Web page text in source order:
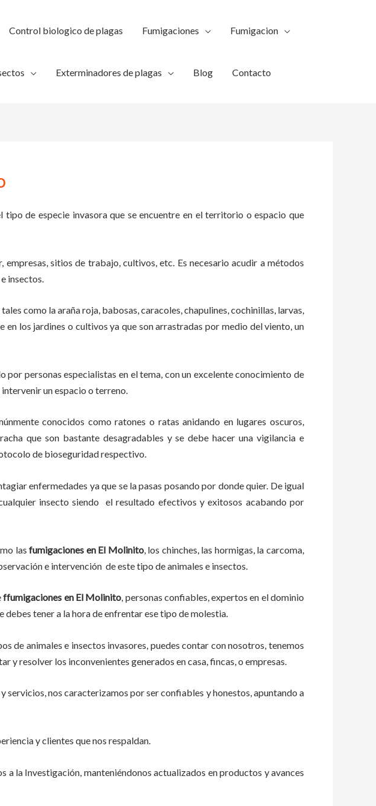
Control biologico de plagas Fumigaciones Fumigacion
Exterminadores de plagas Blog Contacto
de especie invasora que se encuentre en el territorio o espacio que
sitios de trabajo, cultivos, etc. Es necesario acudir a métodos
insectos.
como la araña roja, babosas, caracoles, chapulines, cochinillas, larvas,
los jardines o cultivos ya que son arrastradas por medio del viento, un
por personas especialistas en el tema, con un excelente conocimiento de
un espacio o terreno.
conocidos como ratones o ratas anidando en lugares oscuros,
que son bastante desagradables y se debe hacer una vigilancia e
de bioseguridad respectivo.
enfermedades ya que se la pasas posando por donde quier. De igual
insecto siendo el resultado efectivos y exitosos acabando por
lasfumigaciones en El Molinito, los chinches, las hormigas, la carcoma,
e intervención de este tipo de animales e insectos.
ffumigaciones en El Molinito, personas confiables, expertos en el dominio
debes tener a la hora de enfrentar ese tipo de molestia.
de animales e insectos invasores, puedes contar con nosotros, tenemos
y resolver los inconvenientes generados en casa, fincas, o empresas.
nos caracterizamos por ser confiables y honestos, apuntando a
y clientes que nos respaldan.
a la Investigación, manteniéndonos actualizados en productos y avances